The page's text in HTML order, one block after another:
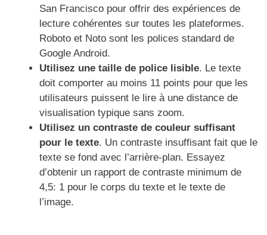
San Francisco pour offrir des expériences de
lecture cohérentes sur toutes les plateformes.
Roboto et Noto sont les polices standard de
Google Android.
Utilisez une taille de police lisible. Le texte
doit comporter au moins 11 points pour que les
utilisateurs puissent le lire à une distance de
visualisation typique sans zoom.
Utilisez un contraste de couleur suffisant
pour le texte. Un contraste insuffisant fait que le
texte se fond avec l’arrière-plan. Essayez
d’obtenir un rapport de contraste minimum de
4,5: 1 pour le corps du texte et le texte de
l’image.